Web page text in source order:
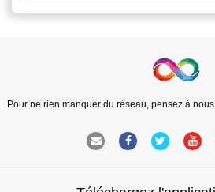
Pour ne rien manquer du réseau, pensez à